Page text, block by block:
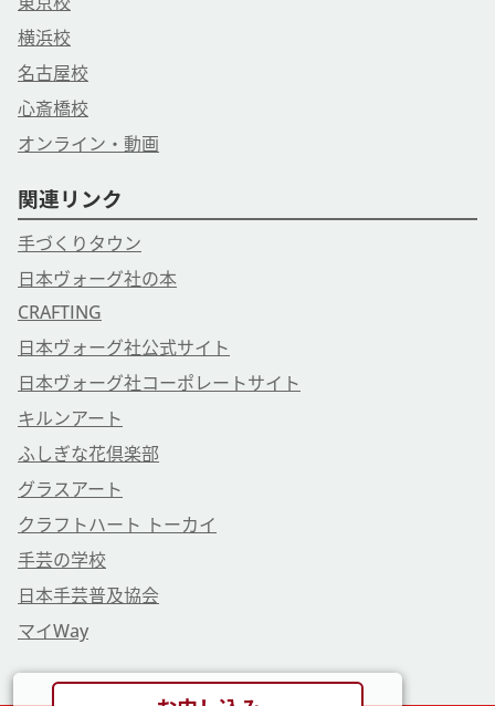
横浜校
名古屋校
心斎橋校
オンライン・動画
関連リンク
手づくりタウン
日本ヴォーグ社の本
CRAFTING
日本ヴォーグ社公式サイト
日本ヴォーグ社コーポレートサイト
キルンアート
ふしぎな花倶楽部
グラスアート
クラフトハート トーカイ
手芸の学校
日本手芸普及協会
マイWay